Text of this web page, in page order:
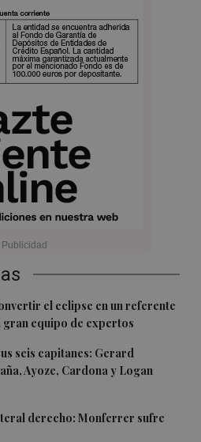
el eclipse en un referente
equipo de expertos
seis capitanes: Gerard
Ayoze, Cardona y Logan
derecho: Monferrer sufre